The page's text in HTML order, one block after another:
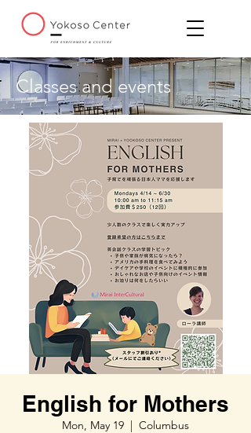
Classes and events
English for Mothers
Mon, May 19
  |
Columbus